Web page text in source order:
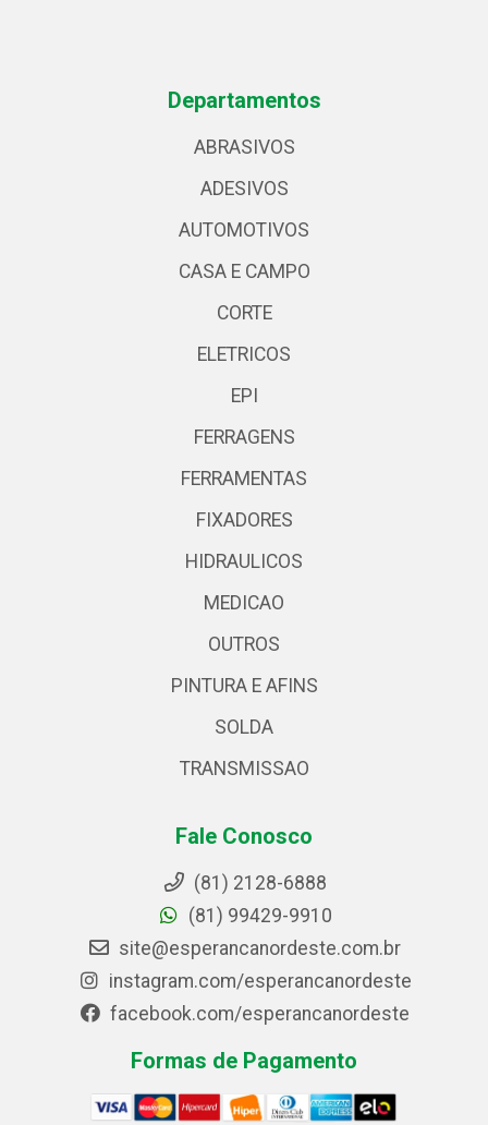
Departamentos
ABRASIVOS
ADESIVOS
AUTOMOTIVOS
CASA E CAMPO
CORTE
ELETRICOS
EPI
FERRAGENS
FERRAMENTAS
FIXADORES
HIDRAULICOS
MEDICAO
OUTROS
PINTURA E AFINS
SOLDA
TRANSMISSAO
Fale Conosco
(81) 2128-6888
(81) 99429-9910
site@esperancanordeste.com.br
instagram.com/esperancanordeste
facebook.com/esperancanordeste
Formas de Pagamento